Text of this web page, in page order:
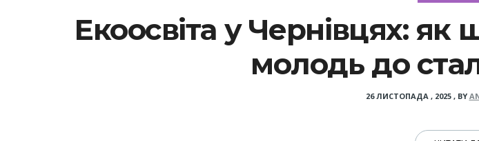
Екоосвіта у Чернівцях:
молодь до
26 ЛИСТОПАДА , 2025, BY